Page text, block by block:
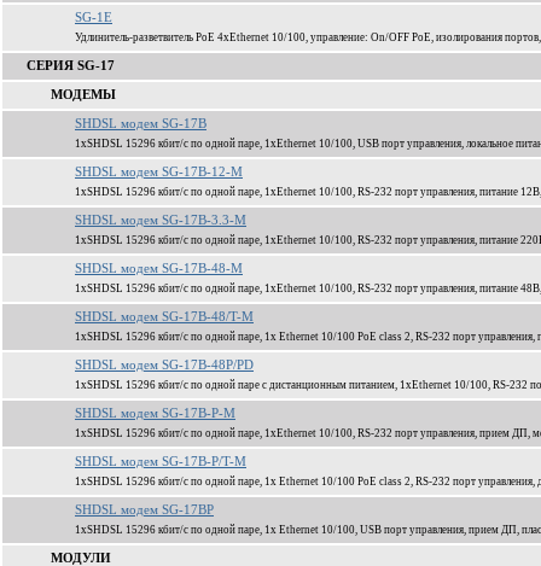
SG-1E
Удлинитель-разветвитель PoE 4xEthernet 10/100, управление: On/OFF PoE, изолирования
СЕРИЯ SG-17
МОДЕМЫ
SHDSL модем SG-17B
1xSHDSL 15296 кбит/c по одной паре, 1xEthernet 10/100, USB порт управления, локальное
SHDSL модем SG-17B-12-M
1xSHDSL 15296 кбит/c по одной паре, 1xEthernet 10/100, RS-232 порт управления, питание 12В,
SHDSL модем SG-17B-3.3-M
1xSHDSL 15296 кбит/c по одной паре, 1xEthernet 10/100, RS-232 порт управления, питание
SHDSL модем SG-17B-48-M
1xSHDSL 15296 кбит/c по одной паре, 1xEthernet 10/100, RS-232 порт управления, питание 48В,
SHDSL модем SG-17B-48/T-M
1xSHDSL 15296 кбит/c по одной паре, 1x Ethernet 10/100 PoE class 2, RS-232 порт управления,
SHDSL модем SG-17B-48P/PD
1xSHDSL 15296 кбит/c по одной паре с дистанционным питанием, 1xEthernet 10/100, RS-232
SHDSL модем SG-17B-P-M
1xSHDSL 15296 кбит/c по одной паре, 1xEthernet 10/100, RS-232 порт управления, прием ДП,
SHDSL модем SG-17B-P/T-M
1xSHDSL 15296 кбит/c по одной паре, 1x Ethernet 10/100 PoE class 2, RS-232 порт
SHDSL модем SG-17BP
1xSHDSL 15296 кбит/c по одной паре, 1x Ethernet 10/100, USB порт управления, прием ДП,
МОДУЛИ